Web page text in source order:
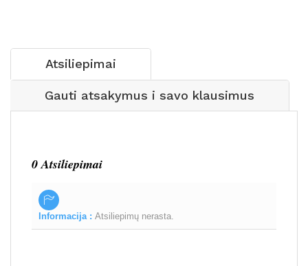
Atsiliepimai
Gauti atsakymus i savo klausimus
0 Atsiliepimai
Informacija : Atsiliepimų nerasta.